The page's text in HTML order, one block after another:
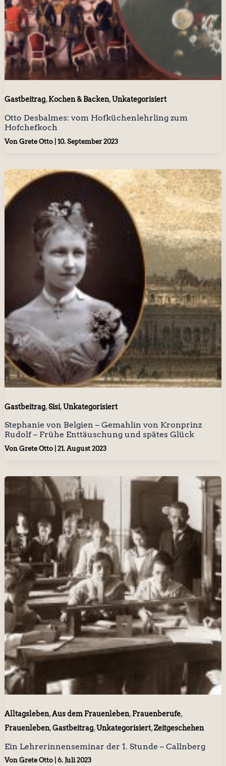
Gastbeitrag,Kochen & Backen,Unkategorisiert
Otto Desbalmes: vom Hofküchenlehrling zum
Hofchefkoch
Von Grete Otto 10. September 2023
Gastbeitrag,Sisi,Unkategorisiert
Stephanie von Belgien – Gemahlin von Kronprinz
Rudolf – Frühe Enttäuschung und spätes Glück
Von Grete Otto 21. August 2023
Alltagsleben,Aus dem Frauenleben,Frauenberufe,
Frauenleben,Gastbeitrag,Unkategorisiert,Zeitgeschehen
Ein Lehrerinnenseminar der 1. Stunde – Callnberg
Von Grete Otto 6. Juli 2023